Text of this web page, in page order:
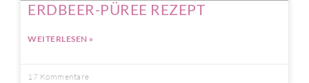
ERDBEER-PÜREE REZEPT
WEITERLESEN »
17 Kommentare